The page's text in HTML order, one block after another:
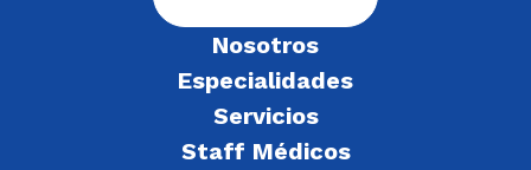
Nosotros
Especialidades
Servicios
Staff Médicos